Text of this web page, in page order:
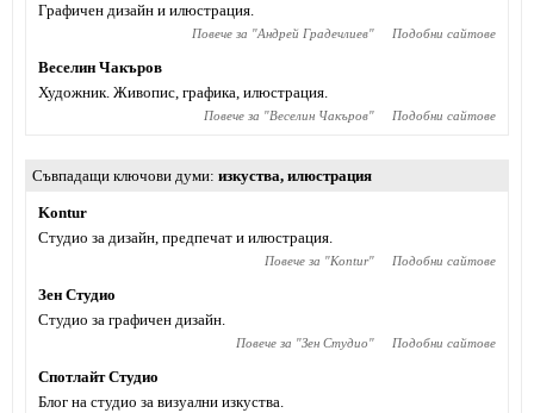
Графичен дизайн и илюстрация.
Повече за "Андрей Градечлиев" Подобни сайтове
Веселин Чакъров
Художник. Живопис, графика, илюстрация.
Повече за "Веселин Чакъров" Подобни сайтове
Съвпадащи ключови думи изкуства, илюстрация
Kontur
Студио за дизайн, предпечат и илюстрация.
Повече за "Kontur" Подобни сайтове
Зен Студио
Студио за графичен дизайн.
Повече за "Зен Студио" Подобни сайтове
Спотлайт Студио
Блог на студио за визуални изкуства.